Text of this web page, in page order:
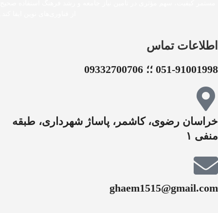
اطلاعات تماس
051-91001998 ؛؛ 09332700706
خراسان رضوی، کاشمر، پاساژ شهرداری، طبقه
منفی ۱
ghaem1515@gmail.com